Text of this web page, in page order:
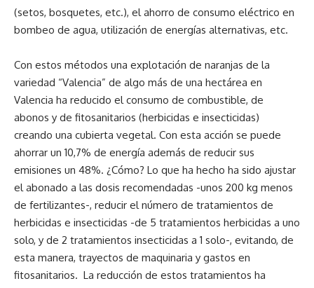
(setos, bosquetes, etc.), el ahorro de consumo eléctrico en
bombeo de agua, utilización de energías alternativas, etc.
Con estos métodos una explotación de naranjas de la
variedad “Valencia” de algo más de una hectárea en
Valencia ha reducido el consumo de combustible, de
abonos y de fitosanitarios (herbicidas e insecticidas)
creando una cubierta vegetal. Con esta acción se puede
ahorrar un 10,7% de energía además de reducir sus
emisiones un 48%. ¿Cómo? Lo que ha hecho ha sido ajustar
el abonado a las dosis recomendadas -unos 200 kg menos
de fertilizantes-, reducir el número de tratamientos de
herbicidas e insecticidas -de 5 tratamientos herbicidas a uno
solo, y de 2 tratamientos insecticidas a 1 solo-, evitando, de
esta manera, trayectos de maquinaria y gastos en
fitosanitarios. La reducción de estos tratamientos ha